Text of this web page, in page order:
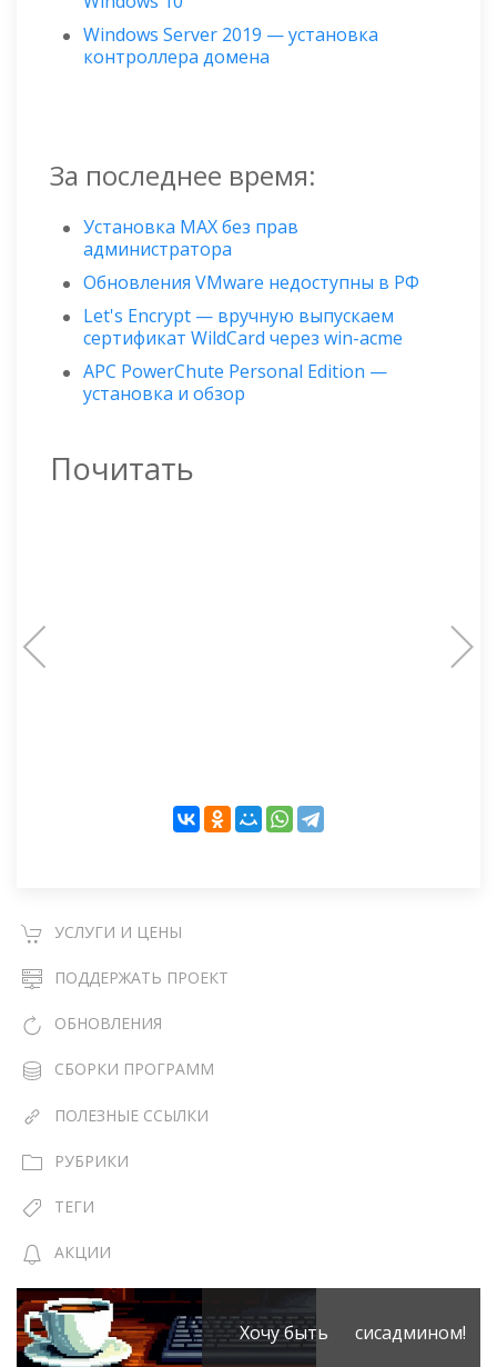
Windows Server 2019 — установка
контроллера домена
За последнее время:
Установка MAX без прав
администратора
Обновления VMware недоступны в РФ
Let's Encrypt — вручную выпускаем
сертификат WildСard через win-acme
APC PowerChute Personal Edition —
установка и обзор
Почитать
УСЛУГИ И ЦЕНЫ
ПОДДЕРЖАТЬ ПРОЕКТ
ОБНОВЛЕНИЯ
СБОРКИ ПРОГРАММ
ПОЛЕЗНЫЕ ССЫЛКИ
РУБРИКИ
ТЕГИ
АКЦИИ
Хочу быть сисадмином!